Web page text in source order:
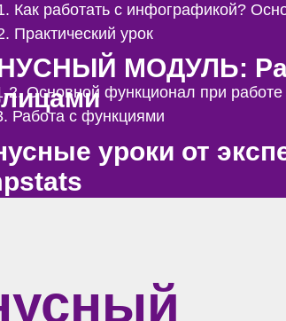
Как работать с инфографикой?
Практический урок
уроки от
МОДУЛЬ:
2. Основной функционал при работе
Работа с функциями